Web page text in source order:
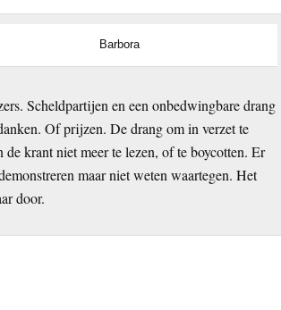
Barbora
Scheldpartijen en een onbedwingbare drang
Of prijzen. De drang om in verzet te
krant niet meer te lezen, of te boycotten. Er
maar niet weten waartegen. Het
door.